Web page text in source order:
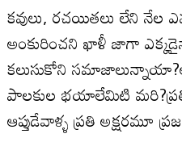
కవులు, రచయితలు లేని
అంకురించని ఖాళీ జాగా
కలుసుకోని
పాలకుల భయాలేమిటి మరి?ప్రతి
ఆప్తుడేవాళ్ళ ప్రతి అక్షరమూ